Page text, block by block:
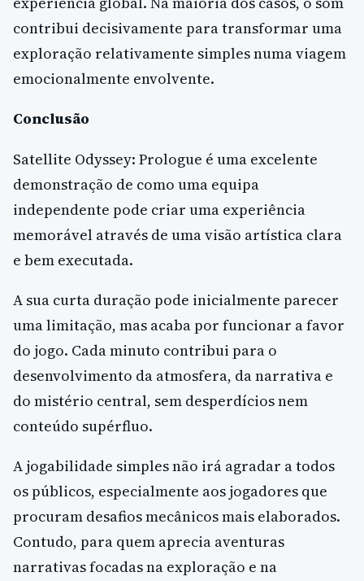
contribui decisivamente para transformar uma
exploração relativamente simples numa viagem
emocionalmente envolvente.
Conclusão
Satellite Odyssey: Prologue é uma excelente
demonstração de como uma equipa
independente pode criar uma experiência
memorável através de uma visão artística clara
e bem executada.
A sua curta duração pode inicialmente parecer
uma limitação, mas acaba por funcionar a favor
do jogo. Cada minuto contribui para o
desenvolvimento da atmosfera, da narrativa e
do mistério central, sem desperdícios nem
conteúdo supérfluo.
A jogabilidade simples não irá agradar a todos
os públicos, especialmente aos jogadores que
procuram desafios mecânicos mais elaborados.
Contudo, para quem aprecia aventuras
narrativas focadas na exploração e na